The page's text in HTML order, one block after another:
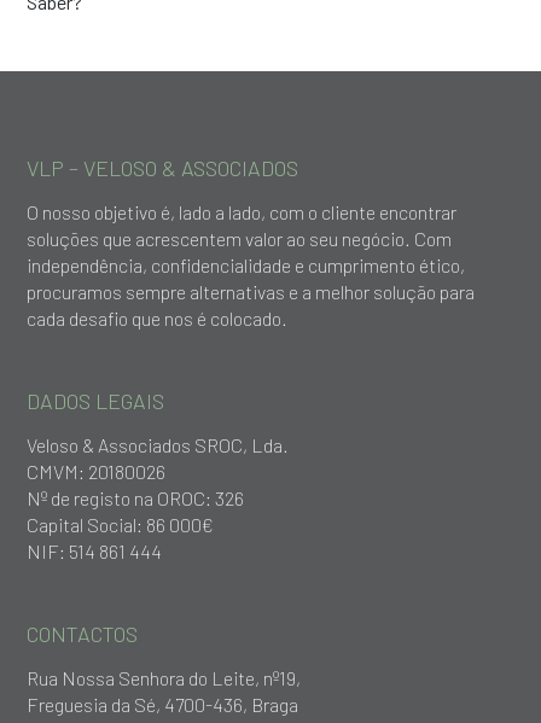
VLP – VELOSO & ASSOCIADOS
O nosso objetivo é, lado a lado, com o cliente encontrar
soluções que acrescentem valor ao seu negócio. Com
independência, confidencialidade e cumprimento ético,
procuramos sempre alternativas e a melhor solução para
cada desafio que nos é colocado.
DADOS LEGAIS
Veloso & Associados SROC, Lda.
CMVM: 20180026
Nº de registo na OROC: 326
Capital Social: 86 000€
NIF: 514 861 444
CONTACTOS
Rua Nossa Senhora do Leite, nº19,
Freguesia da Sé, 4700-436, Braga